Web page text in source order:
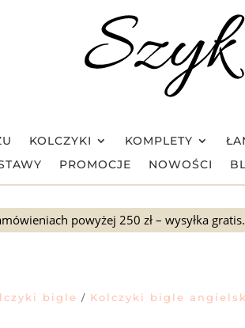
KOLCZYKI KOMPLETY
PROMOCJE NOWOŚCI
powyżej 250 zł – wysyłka
bigle / Kolczyki bigle